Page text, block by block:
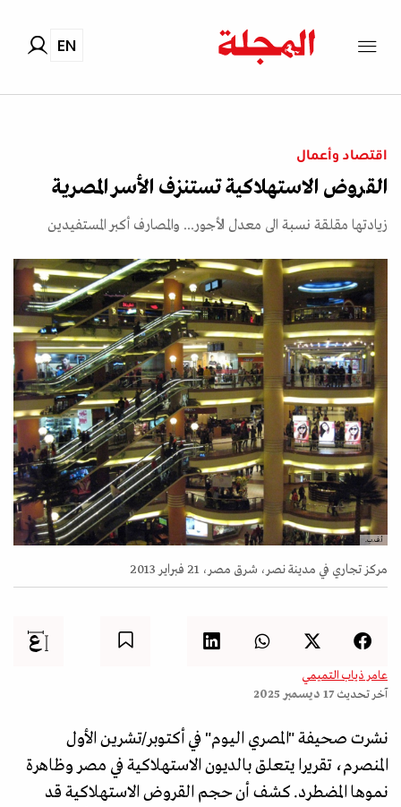
EN
اقتصاد وأعمال
القروض الاستهلاكية تستنزف الأسر المصرية
زيادتها مقلقة نسبة الى معدل الأجور... والمصارف أكبر المستفيدين
أ.ف.ب.
مركز تجاري في مدينة نصر، شرق مصر، 21 فبراير 2013
عامر ذياب التميمي
آخر تحديث17 ديسمبر 2025
نشرت صحيفة "المصري اليوم" في أكتوبر/تشرين الأول
المنصرم، تقريرا يتعلق بالديون الاستهلاكية في مصر وظاهرة
نموها المضطرد. كشف أن حجم القروض الاستهلاكية قد